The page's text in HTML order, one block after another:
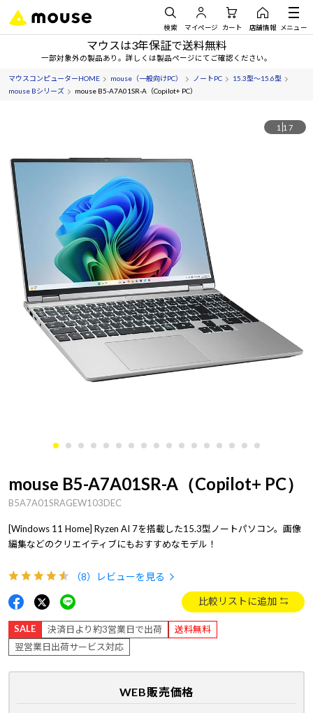
検索 マイページ カート 店舗情報 メニュー
マウスは3年保証で送料無料
一部対象外の製品あり。詳しくは製品ページにてご確認ください。
マウスコンピューターHOME mouse（一般向けPC） ノートPC
15.3型～15.6型
mouse Bシリーズ
mouse B5-A7A01SR-A（Copilot+ PC）
1 17
mouse B5-A7A01SR-A（Copilot+ PC）
B5A7A01SRAGEW103DEC
[Windows 11 Home] Ryzen AI 7を搭載した15.3型ノートパソコン。画像
編集などのクリエイティブにもおすすめなモデル！
（8） レビューを見る
比較リストに追加
SALE 決済日より約3営業日で出荷
送料無料
翌営業日出荷サービス対応
WEB販売価格